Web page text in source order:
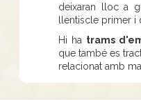
deixaran lloc a
llentiscle primer i
Hi ha trams
que també es
relacionat amb